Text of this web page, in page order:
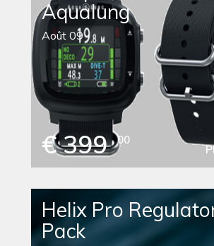
Aqualung
Août 09
€ 399 00
Helix Pro
Pack